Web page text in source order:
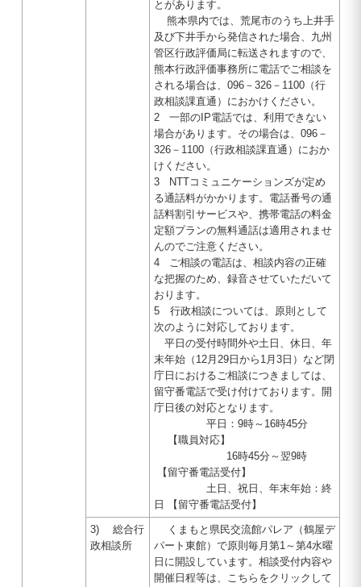
とがあります。
熊本県内では、荒尾市のうち上井手
及び下井手から発信された場合、九州
管区行政評価局に転送されますので、
熊本行政評価事務所に電話でご相談を
される場合は、096－326－1100（行
政相談課直通）におかけください。
2 一部のIP電話では、利用できない
場合があります。その場合は、096－
326－1100（行政相談課直通）におか
けください。
3 NTTコミュニケーションズが定め
る通話料がかかります。電話番号の通
話料割引サービスや、携帯電話の料金
定額プランの無料通話は適用されませ
んのでご注意ください。
4 ご相談の電話は、相談内容の正確
な把握のため、録音させていただいて
おります。
5 行政相談については、原則として
次のように対応しております。
平日の受付時間外や土日、休日、年
末年始（12月29日から1月3日）など閉
庁日におけるご相談につきましては、
留守番電話で受け付けております。開
庁日後の対応となります。
平日：9時～16時45分
【職員対応】
16時45分～翌9時
【留守番電話受付】
土日、祝日、年末年始：終
日 【留守番電話受付】
3) 総合行
政相談所
くまもと県民交流館パレア（鶴屋デ
パート東館）で原則毎月第1～第4水曜
日に開設しています。相談受付内容や
開催日程等は、こちらをクリックして